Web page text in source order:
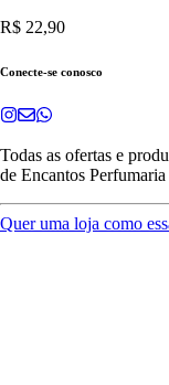
R$ 22,90
Conecte-se conosco
Todas as ofertas e
de Encantos Perfumaria
Quer uma loja como